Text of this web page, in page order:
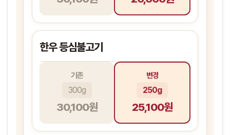
한우 등심불고기
기존
30,100원
300g
변경
25,100원
250g